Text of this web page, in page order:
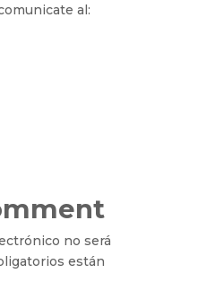
al:
no será
están